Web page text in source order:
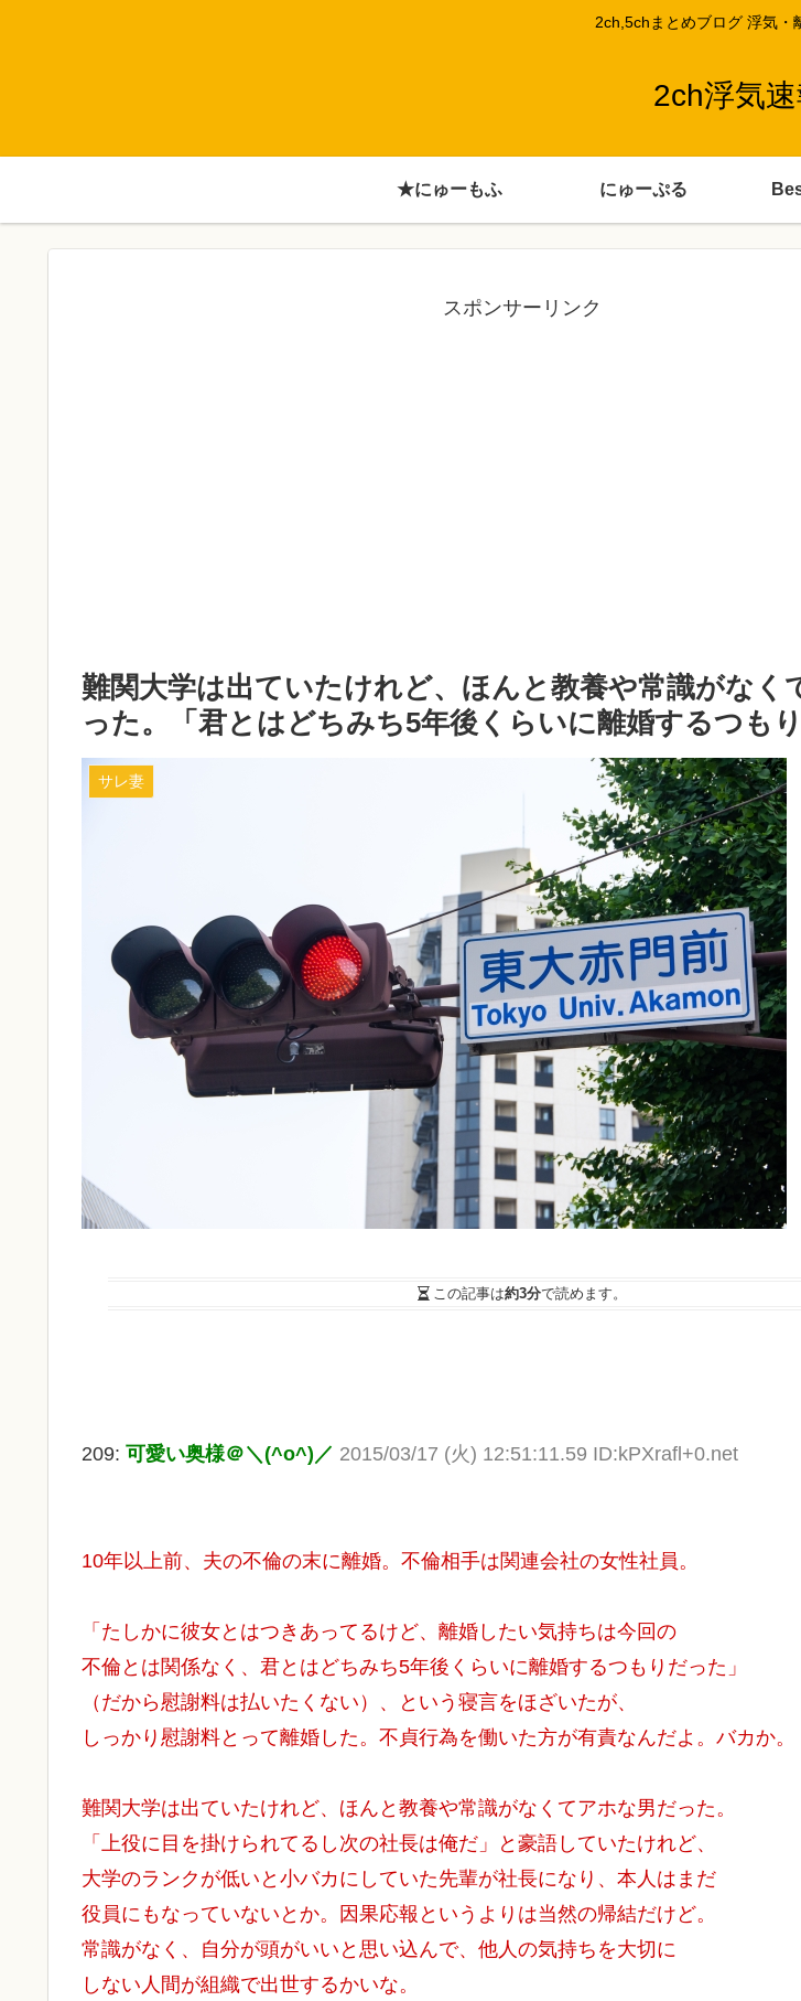
2ch,5chまとめブログ 浮気・
2ch浮気速
★にゅーもふ にゅーぷる
スポンサーリンク
難関大学は出ていたけれど、ほんと教養や常識がなく
った。「君とはどちみち5年後くらいに離婚するつもり
サレ妻
この記事は約3分で読めます。
209: 可愛い奥様＠＼(^o^)／ 2015/03/17 (火) 12:51:11.59 ID:kPXrafl+0.net
10年以上前、夫の不倫の末に離婚。不倫相手は関連会社の女性社員。
「たしかに彼女とはつきあってるけど、離婚したい気持ちは今回の
不倫とは関係なく、君とはどちみち5年後くらいに離婚するつもりだった」
（だから慰謝料は払いたくない）、という寝言をほざいたが、
しっかり慰謝料とって離婚した。不貞行為を働いた方が有責なんだよ。バカか。
難関大学は出ていたけれど、ほんと教養や常識がなくてアホな男だった。
「上役に目を掛けられてるし次の社長は俺だ」と豪語していたけれど、
大学のランクが低いと小バカにしていた先輩が社長になり、本人はまだ
役員にもなっていないとか。因果応報というよりは当然の帰結だけど。
常識がなく、自分が頭がいいと思い込んで、他人の気持ちを大切に
しない人間が組織で出世するかいな。